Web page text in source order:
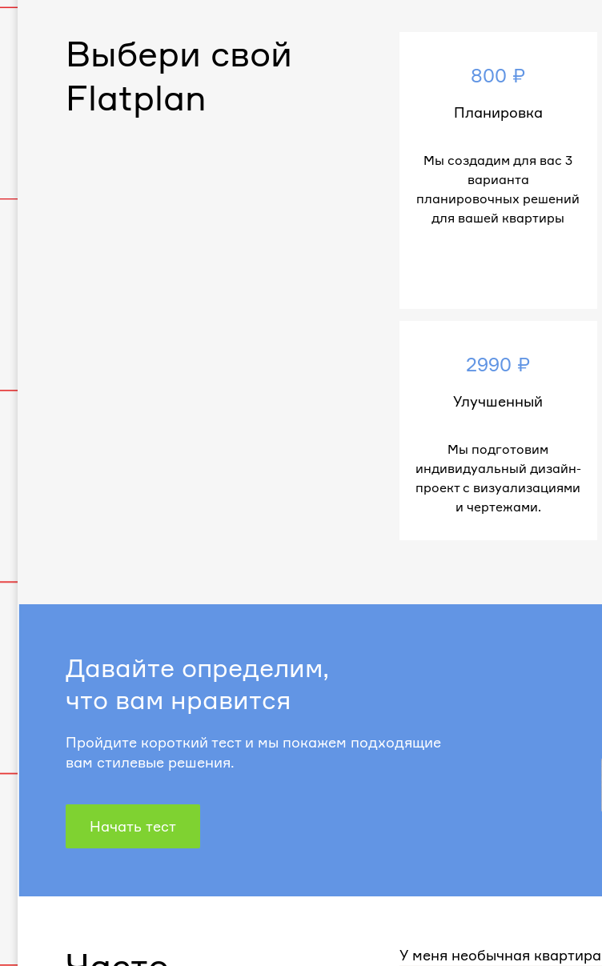
Выбери свой
Flatplan
800 ₽
Планировка
Мы создадим для вас 3
варианта
планировочных решений
для вашей квартиры
2990 ₽
Улучшенный
Мы подготовим
индивидуальный дизайн-
проект с визуализациями
и чертежами.
Давайте определим,
что вам нравится
Пройдите короткий тест и мы покажем подходящие
вам стилевые решения.
Начать тест
У меня необычная